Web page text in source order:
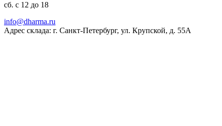
сб. с 12 до 18
ur.amrahd@ofni
Адрес склада: г. Санкт-Петербург, ул. Крупской, д. 55А